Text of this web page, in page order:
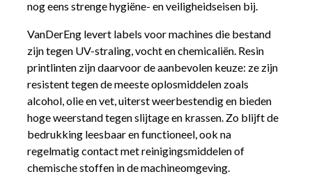
nog eens strenge hygiëne- en veiligheidseisen bij.
VanDerEng levert labels voor machines die bestand
zijn tegen UV-straling, vocht en chemicaliën. Resin
printlinten zijn daarvoor de aanbevolen keuze: ze zijn
resistent tegen de meeste oplosmiddelen zoals
alcohol, olie en vet, uiterst weerbestendig en bieden
hoge weerstand tegen slijtage en krassen. Zo blijft de
bedrukking leesbaar en functioneel, ook na
regelmatig contact met reinigingsmiddelen of
chemische stoffen in de machineomgeving.